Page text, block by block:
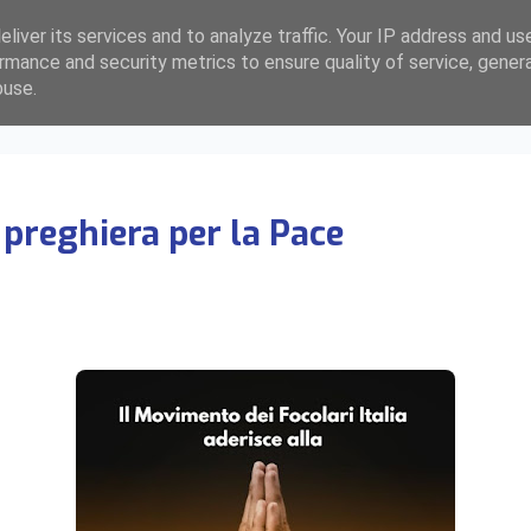
per la Pace
its services and to analyze traffic. Your IP address and
and security metrics to ensure quality of service,